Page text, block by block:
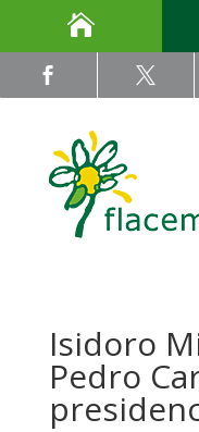

 
Isidoro
Pedro